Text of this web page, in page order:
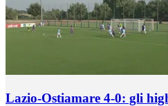
Lazio-Ostiamare 4-0: gli